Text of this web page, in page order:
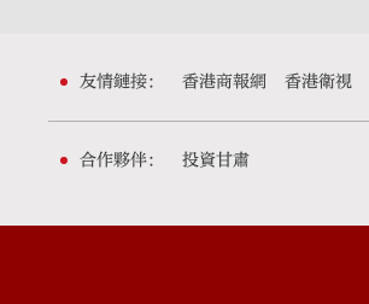
友情鏈接： 香港商報網 香港衛視
合作夥伴： 投資甘肅